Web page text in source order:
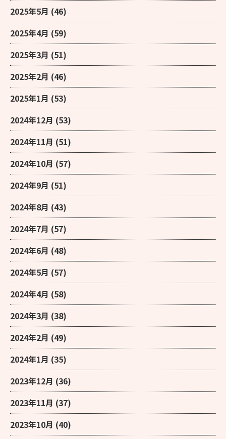
2025年5月 (46)
2025年4月 (59)
2025年3月 (51)
2025年2月 (46)
2025年1月 (53)
2024年12月 (53)
2024年11月 (51)
2024年10月 (57)
2024年9月 (51)
2024年8月 (43)
2024年7月 (57)
2024年6月 (48)
2024年5月 (57)
2024年4月 (58)
2024年3月 (38)
2024年2月 (49)
2024年1月 (35)
2023年12月 (36)
2023年11月 (37)
2023年10月 (40)